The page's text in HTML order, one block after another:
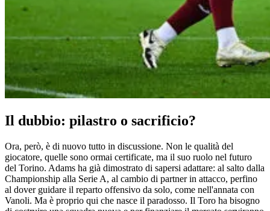
Il dubbio: pilastro o sacrificio?
Ora, però, è di nuovo tutto in discussione. Non le qualità del
giocatore, quelle sono ormai certificate, ma il suo ruolo nel futuro
del Torino. Adams ha già dimostrato di sapersi adattare: al salto dalla
Championship alla Serie A, al cambio di partner in attacco, perfino
al dover guidare il reparto offensivo da solo, come nell'annata con
Vanoli. Ma è proprio qui che nasce il paradosso. Il Toro ha bisogno